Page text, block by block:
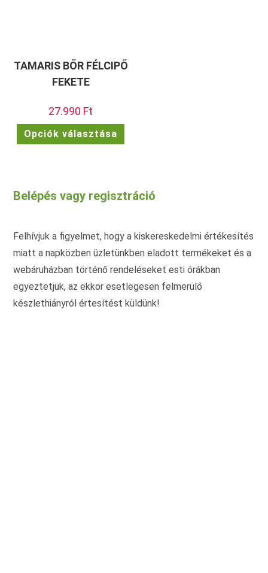
TAMARIS BŐR FÉLCIPŐ
FEKETE
27.990 Ft
Opciók választása
terméknek
a
termékoldalon
Belépés vagy regisztráció
Felhívjuk a figyelmet, hogy a kiskereskedelmi értékesítés
miatt a napközben üzletünkben eladott termékeket és a
webáruházban történő rendeléseket esti órákban
egyeztetjük, az ekkor esetlegesen felmerülő
készlethiányról értesítést küldünk!